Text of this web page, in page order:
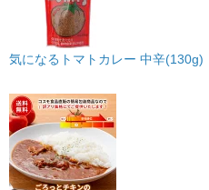
気になるトマトカレー 中辛(130g)